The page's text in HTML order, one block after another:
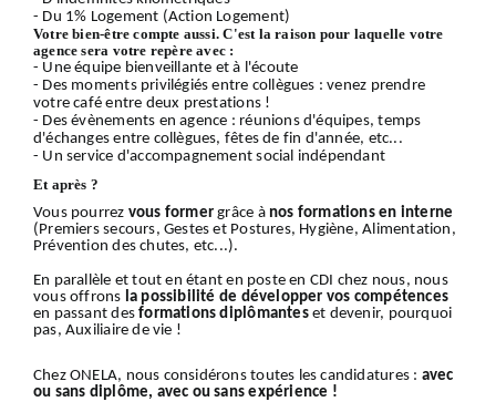
- Du 1% Logement (Action Logement)
Votre bien-être compte aussi. C'est la raison pour laquelle votre
agence sera votre repère avec :
- Une équipe bienveillante et à l'écoute
- Des moments privilégiés entre collègues : venez prendre
votre café entre deux prestations !
- Des évènements en agence : réunions d'équipes, temps
d'échanges entre collègues, fêtes de fin d'année, etc...
- Un service d'accompagnement social indépendant
Et après ?
Vous pourrez vous former grâce à nos formations en interne
(Premiers secours, Gestes et Postures, Hygiène, Alimentation,
Prévention des chutes, etc...).
En parallèle et tout en étant en poste en CDI chez nous, nous
vous offrons la possibilité de développer vos compétences
en passant desformations diplômanteset devenir, pourquoi
pas, Auxiliaire de vie !
Chez ONELA, nous considérons toutes les candidatures : avec
ou sans diplôme, avec ou sans expérience !